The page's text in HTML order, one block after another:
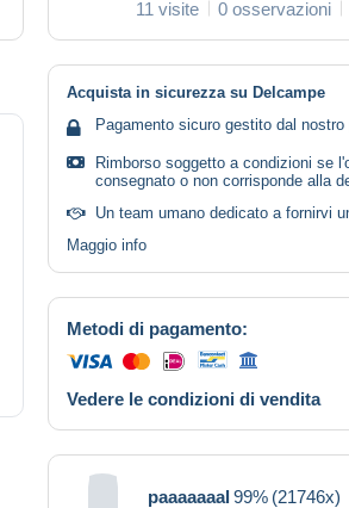
11 visite 0 osservazioni
Acquista in sicurezza su Delcampe
Pagamento sicuro gestito dal nostro
Rimborso soggetto a condizioni se
consegnato o non corrisponde alla
Un team umano dedicato a fornirvi
Maggio info
Metodi di pagamento:
Vedere le condizioni di vendita
paaaaaaal99% (21746x)